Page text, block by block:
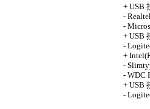
+ USB
-
-
+ USB
-
+
-
- WDC
+ USB
-